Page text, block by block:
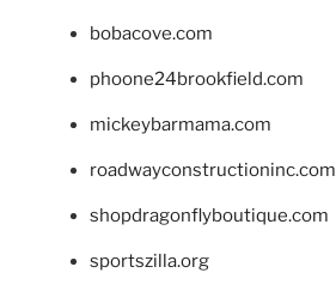
bobacove.com
phoone24brookfield.com
mickeybarmama.com
roadwayconstructioninc.com
shopdragonflyboutique.com
sportszilla.org